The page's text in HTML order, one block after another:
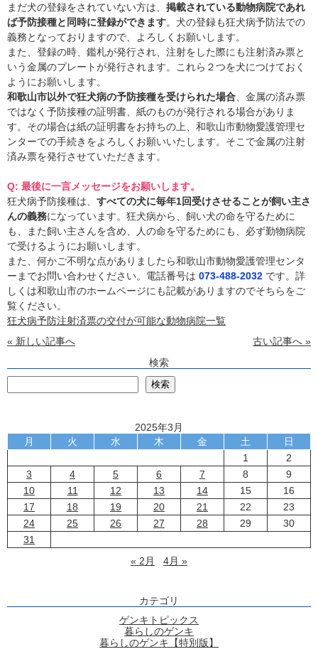
まだ犬の登録をされていない方は、 掲載されている動物病院であれ
ば予防接種と同時に登録ができます。犬の登録も狂犬病予防法での
義務となっておりますので、よろしくお願いします。
また、登録の時、鑑札が発行され、注射をした際にも注射済み票と
いう金属のプレートが発行されます。これら２つを犬につけておく
ようにお願いします。
和歌山市以外で狂犬病の予防接種を受けられた場合 、金属の済み票
ではなく予防接種の証明書、紙のものが発行される場合がありま
す。その場合は紙の証明書をお持ちの上、和歌山市動物愛護管理セ
ンターでの手続きをよろしくお願いいたします。そこで金属の注射
済み票を発行させていただきます。
Q: 最後に一言メッセージをお願いします。
狂犬病予防接種は、 すべての犬に毎年1回受けさせることが飼い主さ
んの義務になっています。狂犬病から、飼い犬の命を守るために
も、また飼い主さんを含め、人の命を守るためにも、必ず勤物病院
で受けるようにお願いします。
また、何かご不明な点がありましたら和歌山市動物愛護管理センタ
ーまでお問い合わせください。電話番号は 073-488-2032 です。詳
しくは和歌山市のホームページにも記載がありますのでそちらをご
覧ください。
狂犬病予防注射済票の交付が可能な動物病院一覧
« 新しい記事へ
古い記事へ »
検索
検索
2025年3月
月
火 水 木 金 土
日
1
2
3
4 5 6 7 8
9
10
11 12 13 14 15
16
17
18 19 20 21 22
23
24
25 26 27 28 29
30
31
« 2月
4月 »
カテゴリ
ゲンキトピックス
暮らしのゲンキ
暮らしのゲンキ【特別版】